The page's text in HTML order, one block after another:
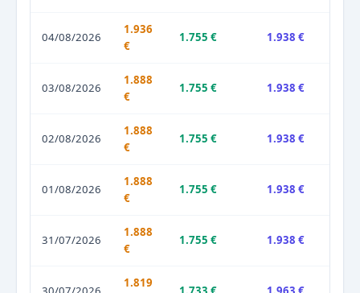
04/08/2026
1.936
€
1.755 € 1.938 €
03/08/2026
1.888
€
1.755 € 1.938 €
02/08/2026
1.888
€
1.755 € 1.938 €
01/08/2026
1.888
€
1.755 € 1.938 €
31/07/2026
1.888
€
1.755 € 1.938 €
1.819